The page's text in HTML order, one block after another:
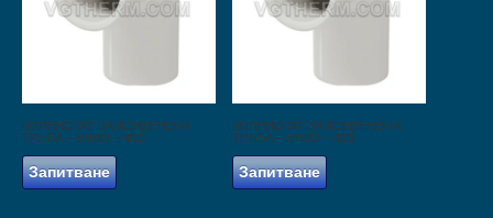
КОЛЯНО 90° ЗА КОНДЕНЗНА
ТРЪБА – БЯЛО – Ф32
Запитване
КОЛЯНО 90° ЗА КОНДЕНЗНА
ТРЪБА – БЯЛО – Ф25
Запитване